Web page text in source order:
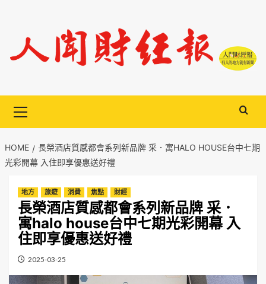
content
Menu
HOME
長榮酒店質感都會系列新品牌 采．寓HALO HOUSE台中七期
光彩開幕 入住即享優惠送好禮
地方 旅遊 消費 焦點 財經
長榮酒店質感都會系列新品牌 采．
寓halo house台中七期光彩開幕 入
住即享優惠送好禮
2025-03-25